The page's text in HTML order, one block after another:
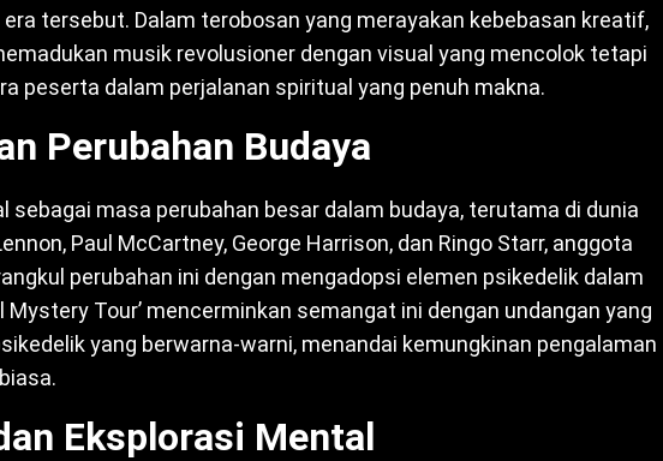
tersebut. Dalam terobosan yang merayakan kebebasan kreatif,
musik revolusioner dengan visual yang mencolok tetapi
peserta dalam perjalanan spiritual yang penuh makna.
Perubahan Budaya
sebagai masa perubahan besar dalam budaya, terutama di dunia
Paul McCartney, George Harrison, dan Ringo Starr, anggota
perubahan ini dengan mengadopsi elemen psikedelik dalam
Mystery Tour’ mencerminkan semangat ini dengan undangan yang
yang berwarna-warni, menandai kemungkinan pengalaman
Eksplorasi Mental